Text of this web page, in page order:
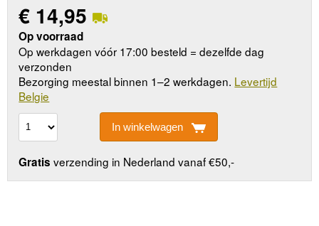
€ 14,95
Op voorraad
Op werkdagen vóór 17:00 besteld = dezelfde dag
verzonden
Bezorging meestal binnen 1–2 werkdagen. Levertijd
Belgie
In winkelwagen
Gratis verzending in Nederland vanaf €50,-